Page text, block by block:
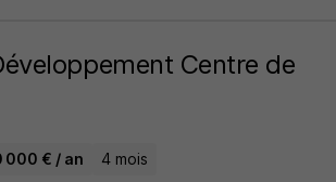
Centre de
000 € / an 4 mois